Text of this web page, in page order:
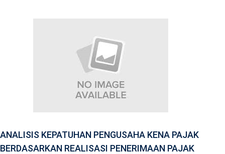
ANALISIS KEPATUHAN PENGUSAHA KENA PAJAK
BERDASARKAN REALISASI PENERIMAAN PAJAK